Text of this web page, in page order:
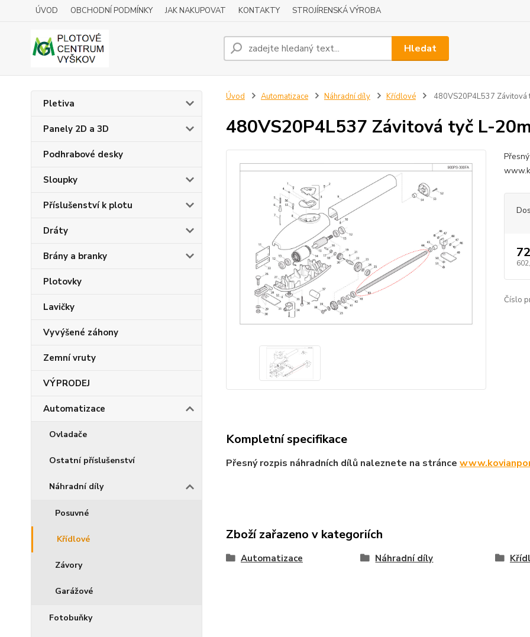
ÚVOD OBCHODNÍ PODMÍNKY JAK NAKUPOVAT KONTAKTY STROJÍRENSKÁ VÝROBA
Hledat
Pletiva
Panely 2D a 3D
Podhrabové desky
Sloupky
Příslušenství k plotu
Dráty
Brány a branky
Plotovky
Lavičky
Vyvýšené záhony
Zemní vruty
VÝPRODEJ
Automatizace
Ovladače
Ostatní příslušenství
Náhradní díly
Posuvné
Křídlové
Závory
Garážové
Fotobuňky
Úvod Automatizace Náhradní díly Křídlové 480VS20P4L537 Závitová
480VS20P4L537 Závitová tyč L-
Číslo
Kompletní specifikace
Přesný rozpis náhradních dílů naleznete na stránce
Zboží zařazeno v kategoriích
Automatizace Náhradní díly